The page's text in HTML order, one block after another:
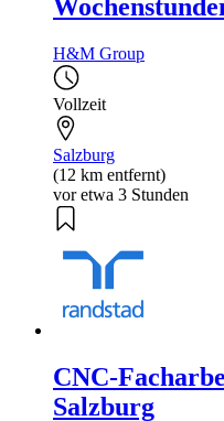
H&M Group
Vollzeit
Salzburg
(12 km entfernt)
vor etwa 3 Stunden
CNC-
Salzburg